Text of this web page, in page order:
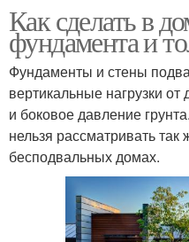
Как сделать в
фундамента и
Фундаменты и стены
вертикальные нагрузки
и боковое давление
нельзя рассматривать
бесподвальных домах.